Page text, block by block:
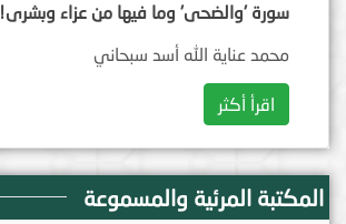
سورة 'والضحى' وما فيها من عزاء وبشرى!
محمد عناية الله أسد سبحاني
اقرأ أكثر
المكتبة المرئية والمسموعة